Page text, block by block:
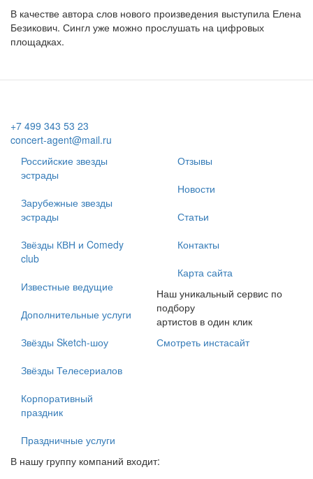
В качестве автора слов нового произведения выступила Елена
Безикович. Сингл уже можно прослушать на цифровых
площадках.
+7 499 343 53 23
concert-agent@mail.ru
Российские звезды
эстрады
Зарубежные звезды
эстрады
Звёзды КВН и Comedy
club
Известные ведущие
Дополнительные услуги
Звёзды Sketch-шоу
Звёзды Телесериалов
Корпоративный
праздник
Праздничные услуги
Отзывы
Новости
Статьи
Контакты
Карта сайта
Наш уникальный сервис по
подбору
артистов в один клик
Смотреть инстасайт
В нашу группу компаний входит: